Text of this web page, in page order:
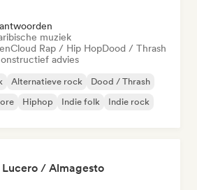
muziek
Cloud Rap / Hip HopDood / Thrash
advies
Alternatieve rock
Dood / Thrash
Hiphop Indie folk Indie rock
/ Almagesto